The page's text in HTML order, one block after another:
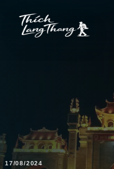
17/08/2024